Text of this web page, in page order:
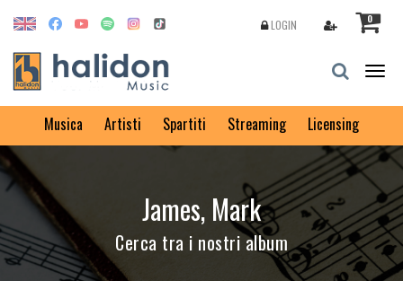
0
LOGIN
Musica Artisti Spartiti Streaming Licensing
James, Mark
Cerca tra i nostri album